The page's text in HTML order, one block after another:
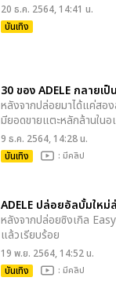
20 ธ.ค. 2564, 14:41 น.
บันเทิง
30 ของ ADELE กลายเ
หลังจากปล่อยมาได้แค่สอ
มียอดขายแตะหลักล้านในอ
9 ธ.ค. 2564, 14:28 น.
บันเทิง
: มีคลิป
ADELE ปล่อยอัลบั้มให
หลังจากปล่อยซิงเกิล
แล้วเรียบร้อย
19 พ.ย. 2564, 14:52 น.
บันเทิง
: มีคลิป